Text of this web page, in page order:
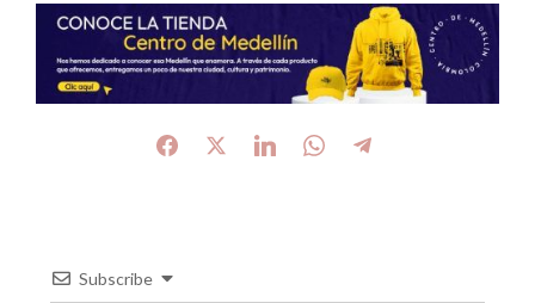
Subscribe